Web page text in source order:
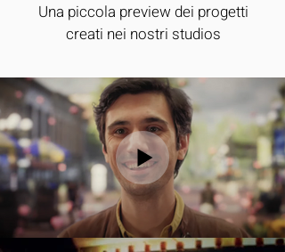
Una piccola preview dei progetti
creati nei nostri studios